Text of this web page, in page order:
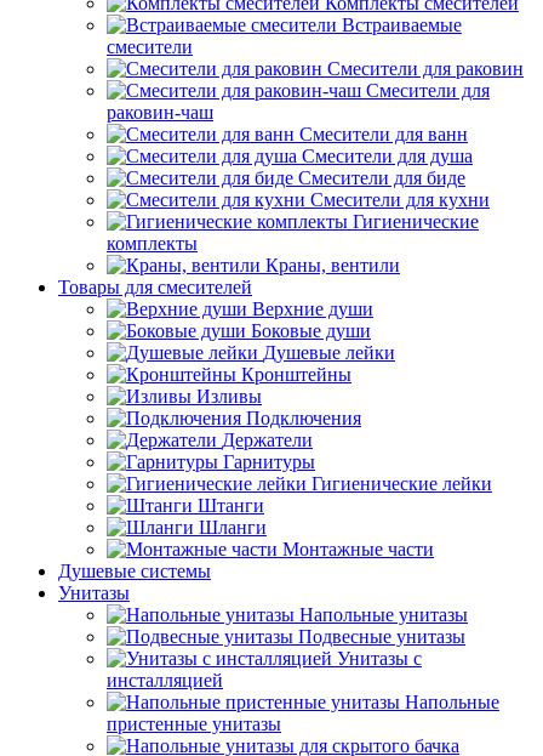
Встраиваемые
смесители
Смесители для раковин
Смесители для
раковин-чаш
Смесители для ванн
Смесители для душа
Смесители для биде
Смесители для кухни
Гигиенические
комплекты
Краны, вентили
Товары для смесителей
Верхние души
Боковые души
Душевые лейки
Кронштейны
Изливы
Подключения
Держатели
Гарнитуры
Гигиенические лейки
Штанги
Шланги
Монтажные части
Душевые системы
Унитазы
Напольные унитазы
Подвесные унитазы
Унитазы с
инсталляцией
Напольные
пристенные унитазы